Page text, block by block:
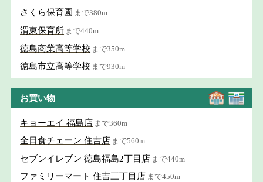
さくら保育園 まで380m
渭東保育所 まで440m
徳島商業高等学校 まで350m
徳島市立高等学校 まで930m
お買い物
キョーエイ 福島店 まで360m
全日食チェーン 住吉店 まで560m
セブンイレブン 徳島福島2丁目店 まで440m
ファミリーマート 住吉三丁目店 まで450m